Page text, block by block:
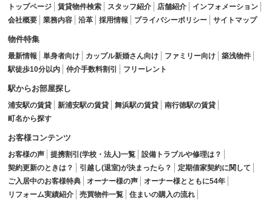
トップページ 賃貸物件検索 スタッフ紹介 店舗紹介
インフォメーション
会社概要
業務内容 沿革 採用情報 プライバシーポリシー サイトマップ
物件特集
最新情報 単身者向け カップル新婚さん向け ファミリー向け
築浅物件
駅徒歩10分以内
仲介手数料割引 フリーレント
駅からお部屋探し
浦安駅の賃貸 新浦安駅の賃貸 舞浜駅の賃貸
南行徳駅の賃貸
町名から探す
お客様コンテンツ
お客様の声 提携割引(学校・法人)一覧
設備トラブルや修理は？
契約更新のときは？
引越し(退室)が決まったら？
定期借家契約に関して
ご入居中のお客様特典
オーナー様の声
オーナー様とともに54年
リフォーム実績紹介
売買物件一覧
住まいの購入の流れ